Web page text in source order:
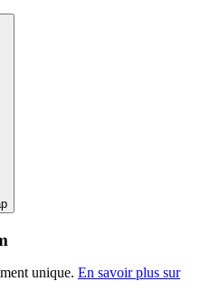
unique. En savoir plus sur